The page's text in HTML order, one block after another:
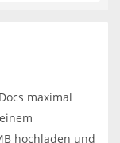
maximal
hochladen und